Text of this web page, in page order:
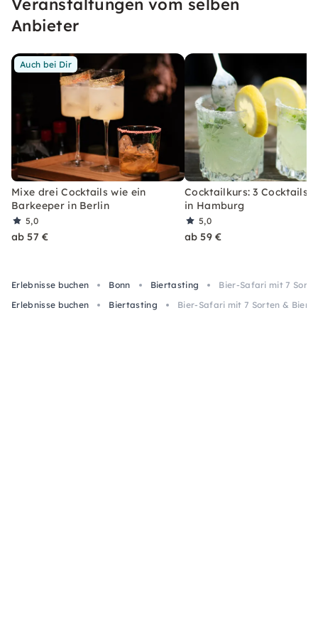
wirst.
Anbieter
Auch bei Dir
Mixe drei Cocktails wie ein
Barkeeper in Berlin
5,0
ab 57 €
Cocktailkurs: 3 Cocktails
in Hamburg
5,0
ab 59 €
Erlebnisse buchen Bonn Biertasting
Bier-Safari mit 7
Erlebnisse buchen
Biertasting Bier-Safari mit 7 Sorten &